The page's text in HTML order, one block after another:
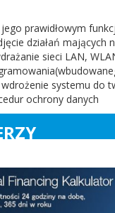
jego prawidłowym
działań mających
sieci LAN,
systemu do
ochrony danych